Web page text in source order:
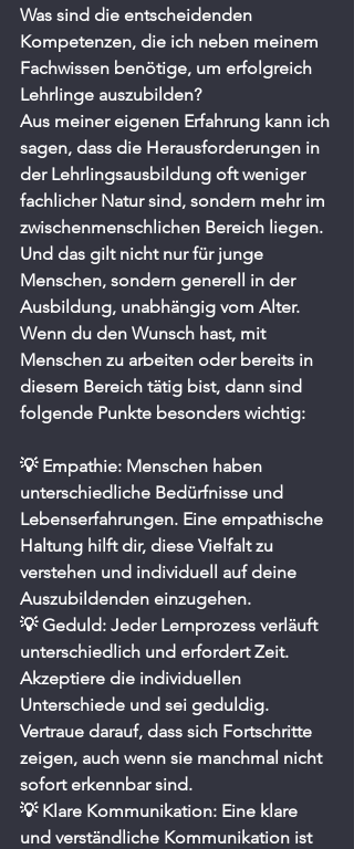
Was sind die entscheidenden
Kompetenzen, die ich neben meinem
Fachwissen benötige, um erfolgreich
Lehrlinge auszubilden?
Aus meiner eigenen Erfahrung kann ich
sagen, dass die Herausforderungen in
der Lehrlingsausbildung oft weniger
fachlicher Natur sind, sondern mehr im
zwischenmenschlichen Bereich liegen.
Und das gilt nicht nur für junge
Menschen, sondern generell in der
Ausbildung, unabhängig vom Alter.
Wenn du den Wunsch hast, mit
Menschen zu arbeiten oder bereits in
diesem Bereich tätig bist, dann sind
folgende Punkte besonders wichtig:
💡 Empathie: Menschen haben
unterschiedliche Bedürfnisse und
Lebenserfahrungen. Eine empathische
Haltung hilft dir, diese Vielfalt zu
verstehen und individuell auf deine
Auszubildenden einzugehen.
💡 Geduld: Jeder Lernprozess verläuft
unterschiedlich und erfordert Zeit.
Akzeptiere die individuellen
Unterschiede und sei geduldig.
Vertraue darauf, dass sich Fortschritte
zeigen, auch wenn sie manchmal nicht
sofort erkennbar sind.
💡 Klare Kommunikation: Eine klare
und verständliche Kommunikation ist